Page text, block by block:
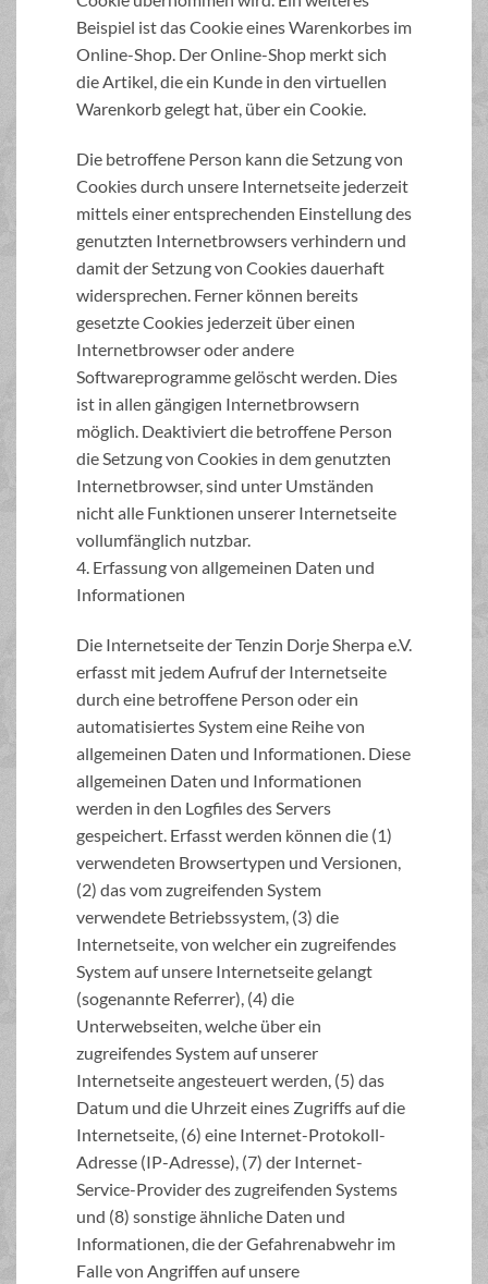
Beispiel ist das Cookie eines Warenkorbes im
Online-Shop. Der Online-Shop merkt sich
die Artikel, die ein Kunde in den virtuellen
Warenkorb gelegt hat, über ein Cookie.
Die betroffene Person kann die Setzung von
Cookies durch unsere Internetseite jederzeit
mittels einer entsprechenden Einstellung des
genutzten Internetbrowsers verhindern und
damit der Setzung von Cookies dauerhaft
widersprechen. Ferner können bereits
gesetzte Cookies jederzeit über einen
Internetbrowser oder andere
Softwareprogramme gelöscht werden. Dies
ist in allen gängigen Internetbrowsern
möglich. Deaktiviert die betroffene Person
die Setzung von Cookies in dem genutzten
Internetbrowser, sind unter Umständen
nicht alle Funktionen unserer Internetseite
vollumfänglich nutzbar.
4. Erfassung von allgemeinen Daten und
Informationen
Die Internetseite der Tenzin Dorje Sherpa e.V.
erfasst mit jedem Aufruf der Internetseite
durch eine betroffene Person oder ein
automatisiertes System eine Reihe von
allgemeinen Daten und Informationen. Diese
allgemeinen Daten und Informationen
werden in den Logfiles des Servers
gespeichert. Erfasst werden können die (1)
verwendeten Browsertypen und Versionen,
(2) das vom zugreifenden System
verwendete Betriebssystem, (3) die
Internetseite, von welcher ein zugreifendes
System auf unsere Internetseite gelangt
(sogenannte Referrer), (4) die
Unterwebseiten, welche über ein
zugreifendes System auf unserer
Internetseite angesteuert werden, (5) das
Datum und die Uhrzeit eines Zugriffs auf die
Internetseite, (6) eine Internet-Protokoll-
Adresse (IP-Adresse), (7) der Internet-
Service-Provider des zugreifenden Systems
und (8) sonstige ähnliche Daten und
Informationen, die der Gefahrenabwehr im
Falle von Angriffen auf unsere